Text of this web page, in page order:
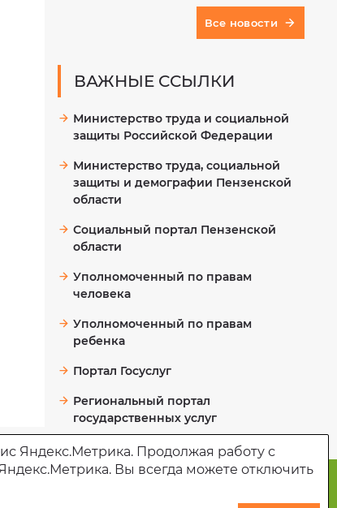
Все новости
ВАЖНЫЕ ССЫЛКИ
Министерство труда и социальной
защиты Российской Федерации
Министерство труда, социальной
защиты и демографии Пензенской
области
Социальный портал Пензенской
области
Уполномоченный по правам
человека
Уполномоченный по правам
ребенка
Портал Госуслуг
Региональный портал
государственных услуг
Яндекс.Метрика. Продолжая работу с
Вы всегда можете отключить